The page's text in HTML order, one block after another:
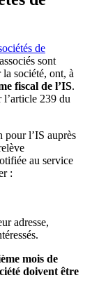
de
sont
société, ont, à
fiscal de l’IS.
l’article 239 du
pour l’IS auprès
au service
:
adresse,
mois de
doivent être